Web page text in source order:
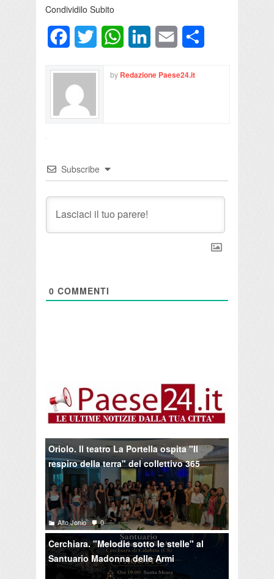
Condividilo Subito
FacebookTwitter WhatsAppLinkedInEmail
by Redazione Paese24.it
Subscribe
0 COMMENTI
Oriolo. Il teatro La Portella ospita "Il
respiro della terra" del collettivo 365
Alto Jonio 0
Cerchiara. "Melodie sotto le stelle" al
Santuario Madonna delle Armi